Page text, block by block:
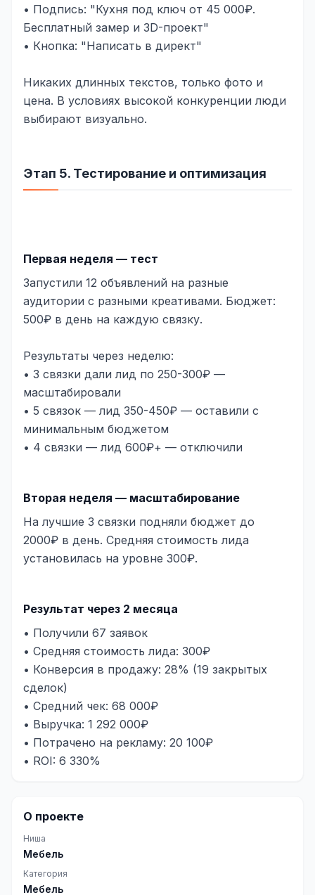
• Подпись: "Кухня под ключ от 45 000₽.
Бесплатный замер и 3D-проект"
• Кнопка: "Написать в директ"
Никаких длинных текстов, только фото и
цена. В условиях высокой конкуренции люди
выбирают визуально.
Этап 5. Тестирование и оптимизация
Первая неделя — тест
Запустили 12 объявлений на разные
аудитории с разными креативами. Бюджет:
500₽ в день на каждую связку.
Результаты через неделю:
• 3 связки дали лид по 250-300₽ —
масштабировали
• 5 связок — лид 350-450₽ — оставили с
минимальным бюджетом
• 4 связки — лид 600₽+ — отключили
Вторая неделя — масштабирование
На лучшие 3 связки подняли бюджет до
2000₽ в день. Средняя стоимость лида
установилась на уровне 300₽.
Результат через 2 месяца
• Получили 67 заявок
• Средняя стоимость лида: 300₽
• Конверсия в продажу: 28% (19 закрытых
сделок)
• Средний чек: 68 000₽
• Выручка: 1 292 000₽
• Потрачено на рекламу: 20 100₽
• ROI: 6 330%
О проекте
Ниша
Мебель
Категория
Мебель